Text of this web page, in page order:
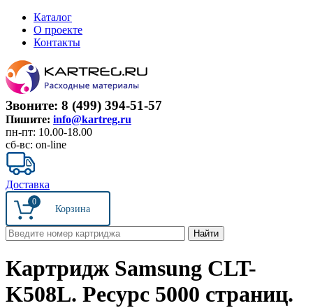
Каталог
О проекте
Контакты
Звоните: 8 (499) 394-51-57
Пишите: info@kartreg.ru
пн-пт: 10.00-18.00
сб-вс: on-line
Доставка
0
Картридж Samsung CLT-
K508L. Ресурс 5000 страниц.